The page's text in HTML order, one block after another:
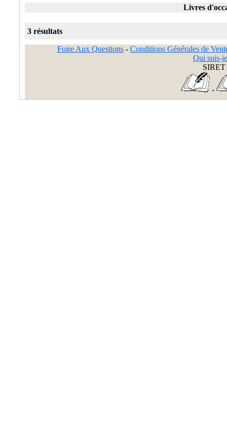
Livres
3 résultats
Foire Aux Questions- Conditions Générales de
Qui suis-
SIRET
-